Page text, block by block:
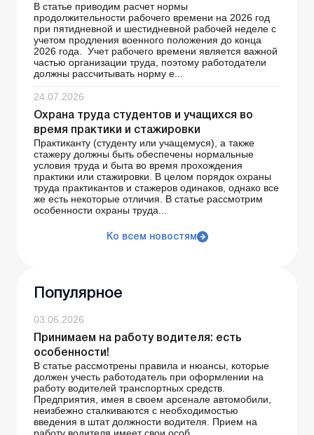
В статье приводим расчет нормы
продолжительности рабочего времени на 2026 год
при пятидневной и шестидневной рабочей неделе с
учетом продления военного положения до конца
2026 года. Учет рабочего времени является важной
частью организации труда, поэтому работодатели
должны рассчитывать норму е...
24.07.2026
Охрана труда студентов и учащихся во
время практики и стажировки
Практиканту (студенту или учащемуся), а также
стажеру должны быть обеспечены нормальные
условия труда и быта во время прохождения
практики или стажировки. В целом порядок охраны
труда практикантов и стажеров одинаков, однако все
же есть некоторые отличия. В статье рассмотрим
особенности охраны труда...
Ко всем новостям
Популярное
03.06.2026
Принимаем на работу водителя: есть
особенности!
В статье рассмотрены правила и нюансы, которые
должен учесть работодатель при оформлении на
работу водителей транспортных средств.
Предприятия, имея в своем арсенале автомобили,
неизбежно сталкиваются с необходимостью
введения в штат должности водителя. Прием на